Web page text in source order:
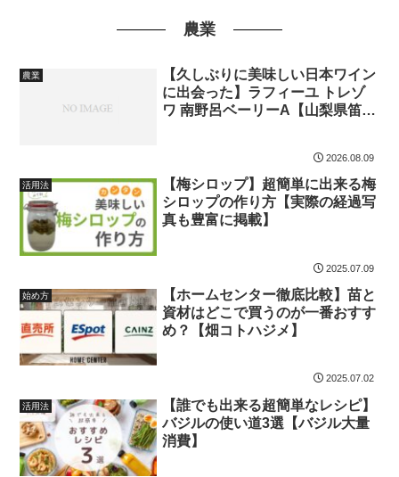
農業
農業
【久しぶりに美味しい日本ワイン
に出会った】ラフィーユ トレゾ
ワ 南野呂ベーリーA【山梨県笛吹
2026.08.09
活用法
【梅シロップ】超簡単に出来る梅
シロップの作り方【実際の経過写
真も豊富に掲載】
2025.07.09
始め方
【ホームセンター徹底比較】苗と
資材はどこで買うのが一番おすす
め？【畑コトハジメ】
2025.07.02
活用法
【誰でも出来る超簡単なレシピ】
バジルの使い道3選【バジル大量
消費】